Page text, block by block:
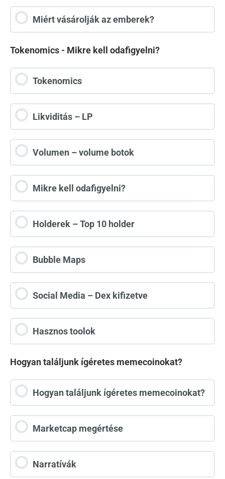
Miért vásárolják az emberek?
Tokenomics - Mikre kell odafigyelni?
Tokenomics
Likviditás – LP
Volumen – volume botok
Mikre kell odafigyelni?
Holderek – Top 10 holder
Bubble Maps
Social Media – Dex kifizetve
Hasznos toolok
Hogyan találjunk ígéretes memecoinokat?
Hogyan találjunk ígéretes memecoinokat?
Marketcap megértése
Narratívák